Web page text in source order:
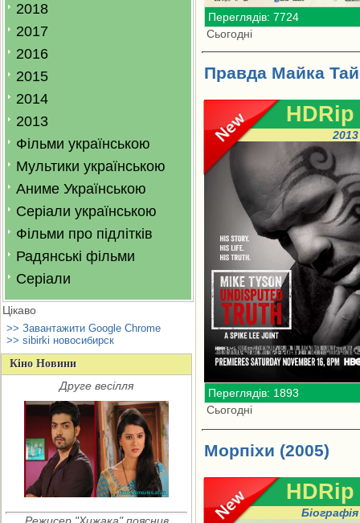
2018
2017
2016
2015
2014
2013
Фільми українською
Мультики українською
Аниме Українською
Серіали українською
Фільми про підлітків
Радянські фільми
Серіали
Цікаво
>> Завантажити Google Chrome
>> sibirki новосибирск
Кіно Новини
Друге весілля
Переглядів: 7724
Сьогодні
Правда Майка
HDRip
2013
Переглядів: 1893
Сьогодні
Морпiхи (2005)
HDRip
Біографія